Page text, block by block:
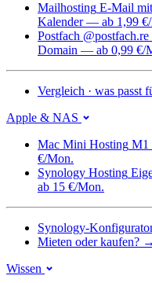
Mailhosting E-Mail
Kalender — ab 1,99
Postfach @postfach.re
Domain — ab 0,99 €/
Vergleich · was passt
Apple & NAS
Mac Mini Hosting M1
€/Mon.
Synology Hosting
ab 15 €/Mon.
Synology-
Mieten oder kaufen? →
Wissen